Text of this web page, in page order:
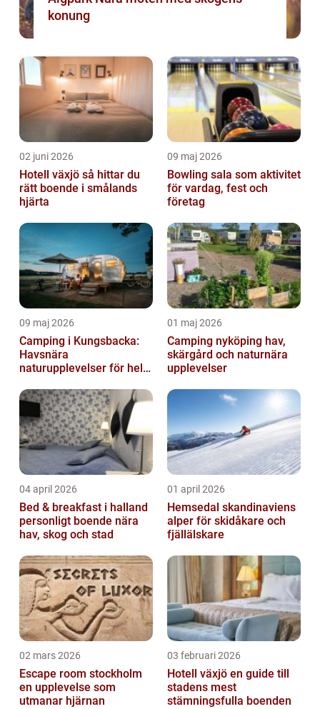
konung
02 juni 2026
Hotell växjö så hittar du
rätt boende i smålands
hjärta
09 maj 2026
Bowling sala som aktivitet
för vardag, fest och
företag
09 maj 2026
Camping i Kungsbacka:
Havsnära
naturupplevelser för hela
01 maj 2026
Camping nyköping hav,
skärgård och naturnära
upplevelser
04 april 2026
Bed & breakfast i halland
personligt boende nära
hav, skog och stad
01 april 2026
Hemsedal skandinaviens
alper för skidåkare och
fjällälskare
02 mars 2026
Escape room stockholm
en upplevelse som
utmanar hjärnan
03 februari 2026
Hotell växjö en guide till
stadens mest
stämningsfulla boenden